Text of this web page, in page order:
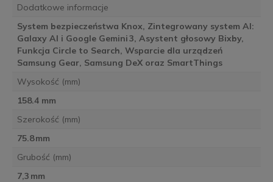
Dodatkowe informacje
System bezpieczeństwa Knox, Zintegrowany system AI:
Galaxy AI i Google Gemini 3, Asystent głosowy Bixby,
Funkcja Circle to Search, Wsparcie dla urządzeń
Samsung Gear, Samsung DeX oraz SmartThings
Wysokość (mm)
158.4 mm
Szerokość (mm)
75.8 mm
Grubość (mm)
7,3 mm